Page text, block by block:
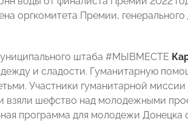
оргкомитета Премии,
штаба #МЫВМЕСТЕ
и сладости. Гуманитарную
Участники гуманитарной
взяли шефство над молодежными
программа для молодежи Донецка